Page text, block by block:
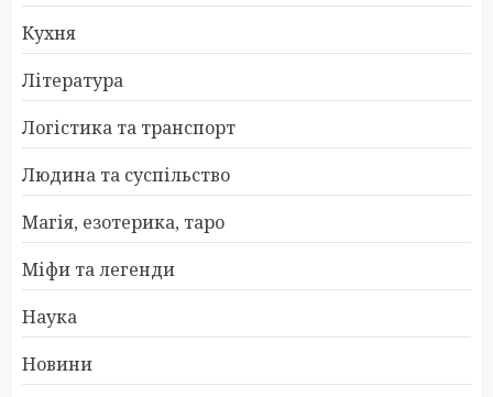
Кухня
Література
Логістика та транспорт
Людина та суспільство
Магія, езотерика, таро
Міфи та легенди
Наука
Новини